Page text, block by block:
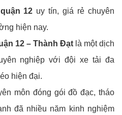
12 uy tín, giá rẻ chuyên
hiện nay.
12 – Thành Đạt là một dịch
nghiệp với đội xe tải đa
hiện đại.
môn đóng gói đồ đạc, tháo
đã nhiều năm kinh nghiệm